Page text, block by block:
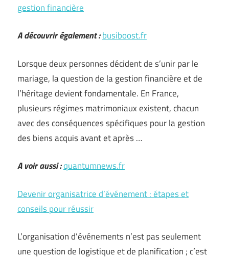
gestion financière
A découvrir également :busiboost.fr
Lorsque deux personnes décident de s’unir par le
mariage, la question de la gestion financière et de
l’héritage devient fondamentale. En France,
plusieurs régimes matrimoniaux existent, chacun
avec des conséquences spécifiques pour la gestion
des biens acquis avant et après …
A voir aussi :quantumnews.fr
Devenir organisatrice d’événement : étapes et
conseils pour réussir
L’organisation d’événements n’est pas seulement
une question de logistique et de planification ; c’est